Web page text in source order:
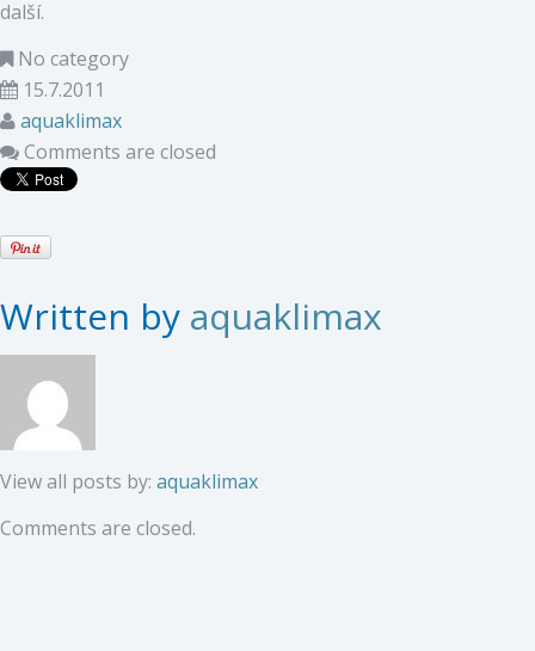
další.
No category
15.7.2011
aquaklimax
Comments are closed
Written by aquaklimax
View all posts by: aquaklimax
Comments are closed.